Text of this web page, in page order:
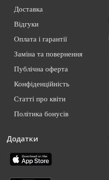
Доставка
Відгуки
Оплата і гарантії
Заміна та повернення
Публічна оферта
Конфіденційність
Статті про квіти
Політика бонусів
Додатки